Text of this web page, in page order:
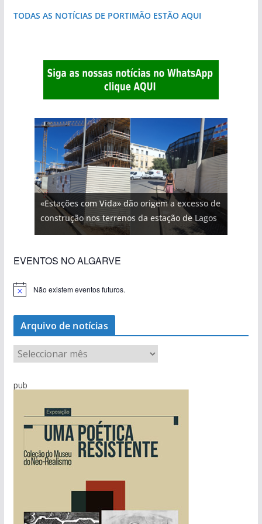
TODAS AS NOTÍCIAS DE PORTIMÃO ESTÃO AQUI
«Estações com Vida» dão origem a excesso de
construção nos terrenos da estação de Lagos
EVENTOS NO ALGARVE
Não existem eventos futuros.
Arquivo de notícias
r
pub